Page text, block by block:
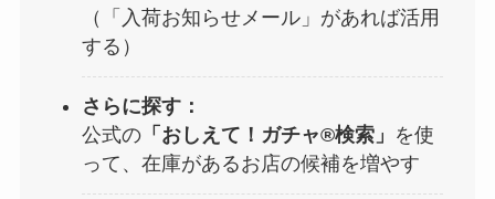
（「入荷お知らせメール」があれば活用
する）
さらに探す：
公式の「おしえて！ガチャ®検索」 を使
って、在庫があるお店の候補を増やす